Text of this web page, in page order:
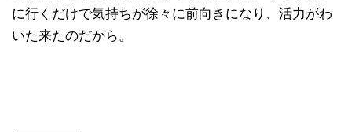
に行くだけで気持ちが徐々に前向きになり、活力がわ
いた来たのだから。